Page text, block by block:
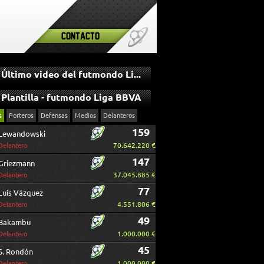
Contacto
Último video del futmondo Liga BBVA
Plantilla - futmondo Liga BBVA
Porteros Defensas Medios Delanteros
159
70.642.220 €
147
37.045.885 €
Vázquez 77
4.551.806 €
49
1.000.000 €
Rondón 45